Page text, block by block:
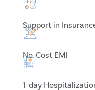
Support in
No-Cost EMI
1-day